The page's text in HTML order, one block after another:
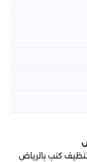
كنب بالرياض